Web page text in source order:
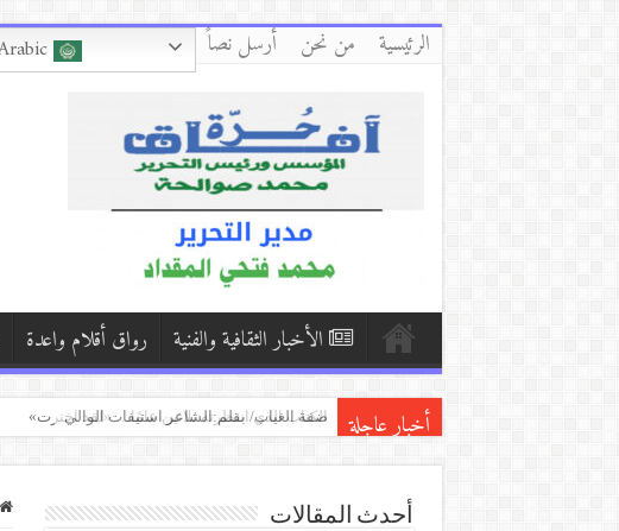
الرئيسية من نحن أرسل نصاً Arabic
الأخبار الثقافية والفنية رواق أقلام واعدة
أخبار عاجلة كفّي/بقلم:زكي العلي ( العراق )
بكاء المساكين / بقلم:هشام باشا (اليمن)
الكتاب الذي انتظرته ثلاثين عامًا… «لقد اخترت»
أحدث المقالات